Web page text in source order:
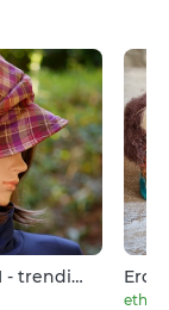
- trendi
sapka /